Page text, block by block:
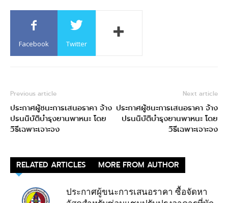
Facebook Twitter
Previous article
ประกาศผู้ชนะการเสนอราคา จ้าง
ปรนนิบัติบำรุงยานพาหนะ โดย
วิธีเฉพาะเจาะจง
Next article
ประกาศผู้ชนะการเสนอราคา จ้าง
ปรนนิบัติบำรุงยานพาหนะ โดย
วิธีเฉพาะเจาะจง
RELATED ARTICLES MORE FROM AUTHOR
ประกาศผู้ขนะการเสนอราคา ซื้อจัดหา